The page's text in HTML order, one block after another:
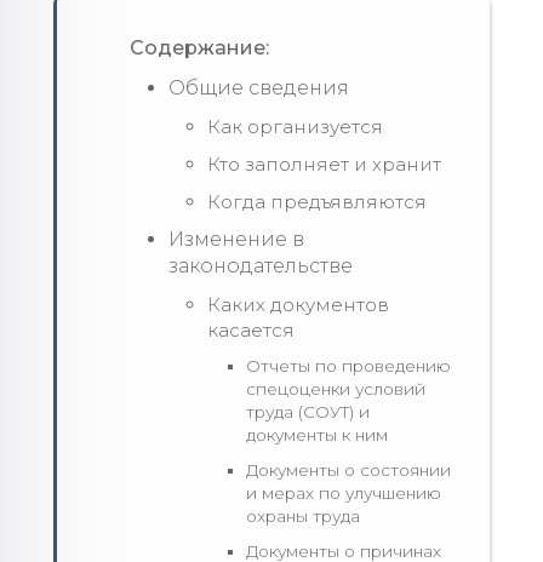
Содержание:
Общие сведения
Как организуется
Кто заполняет и хранит
Когда предъявляются
Изменение в
законодательстве
Каких документов
касается
Отчеты по проведению
спецоценки условий
труда (СОУТ) и
документы к ним
Документы о состоянии
и мерах по улучшению
охраны труда
Документы о причинах